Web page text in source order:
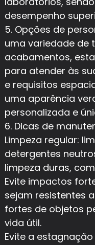
desempenho
5. Opções de
uma variedade de
acabamentos,
para atender às
e requisitos
uma aparência
personalizada e
6. Dicas de
Limpeza regular:
detergentes
limpeza duras,
Evite impactos
sejam resistentes
fortes de objetos
vida útil.
Evite a